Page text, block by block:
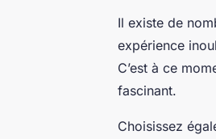
Il existe de
expérience
C’est à ce
fascinant.
Choisissez